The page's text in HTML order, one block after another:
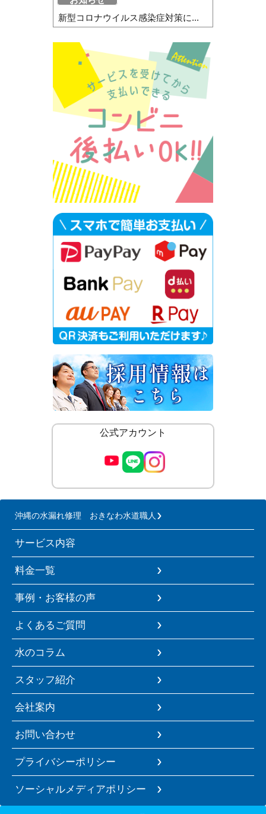
新型コロナウイルス感染症対策に...
公式アカウント
沖縄の水漏れ修理 おきなわ水道職人
サービス内容
料金一覧
事例・お客様の声
よくあるご質問
水のコラム
スタッフ紹介
会社案内
お問い合わせ
プライバシーポリシー
ソーシャルメディアポリシー